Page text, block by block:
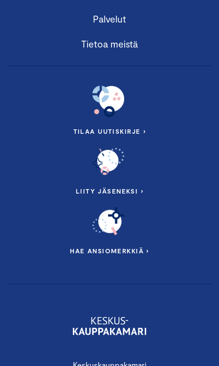
Palvelut
Tietoa meistä
TILAA UUTISKIRJE ›
LIITY JÄSENEKSI ›
HAE ANSIOMERKKIÄ ›